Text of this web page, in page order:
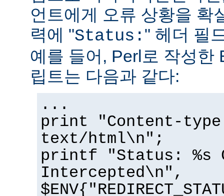
언트에게 오류 상황을 확
력에 "Status: " 헤더 필
예를 들어, Perl로 작성한
립트는 다음과 같다:
...
print "Content-
text/html\n";
printf "Status: %s
Intercepted\n",